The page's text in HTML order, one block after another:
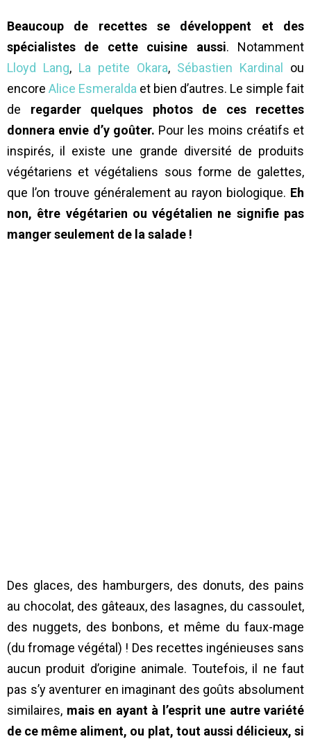
Beaucoup de recettes se développent et des
spécialistes de cette cuisine aussi. Notamment
Lloyd Lang, La petite Okara, Sébastien Kardinal
ou
encore Alice Esmeralda et bien d’autres. Le simple fait
de regarder quelques photos de ces recettes
donnera envie d’y goûter. Pour les moins créatifs et
inspirés, il existe une grande diversité de produits
végétariens et végétaliens sous forme de galettes,
que l’on trouve généralement au rayon biologique. Eh
non, être végétarien ou végétalien ne signifie pas
manger seulement de la salade !
Des glaces, des hamburgers, des donuts, des pains
au chocolat, des gâteaux, des lasagnes, du cassoulet,
des nuggets, des bonbons, et même du faux-mage
(du fromage végétal) ! Des recettes ingénieuses sans
aucun produit d’origine animale. Toutefois, il ne faut
pas s’y aventurer en imaginant des goûts absolument
similaires, mais en ayant à l’esprit une autre variété
de ce même aliment, ou plat, tout aussi délicieux, si